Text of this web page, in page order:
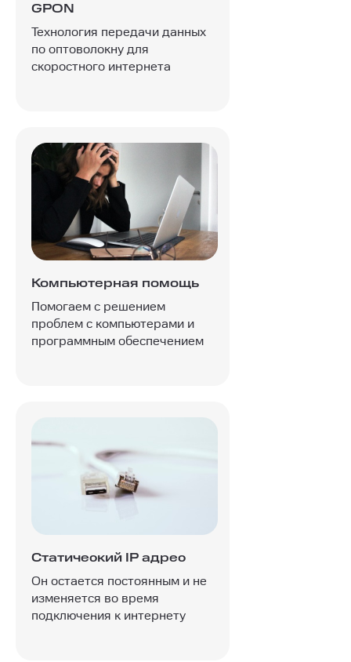
GPON
Технология передачи данных
по оптоволокну для
скоростного интернета
Компьютерная помощь
Помогаем с решением
проблем с компьютерами и
программным обеспечением
Статический IP адрес
Он остается постоянным и не
изменяется во время
подключения к интернету